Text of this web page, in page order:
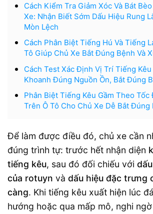
Cách Kiểm Tra Giảm Xóc Và Bát
Xe: Nhận Biết Sớm Dấu Hiệu Rung
Mòn Lệch
Cách Phân Biệt Tiếng Hú Và Tiếng
Tô Giúp Chủ Xe Bắt Đúng Bệnh Và
Cách Test Xác Định Vị Trí Tiếng
Khoanh Đúng Nguồn Ồn, Bắt Đúng
Phân Biệt Tiếng Kêu Gầm Theo Tốc
Trên Ô Tô Cho Chủ Xe Dễ Bắt Đúng
Để làm được điều đó, chủ xe cần
đúng trình tự: trước hết nhận diện
tiếng kêu, sau đó đối chiếu với
của rotuyn và dấu hiệu đặc trưng
càng. Khi tiếng kêu xuất hiện lúc
hướng hoặc qua mấp mô, nghi